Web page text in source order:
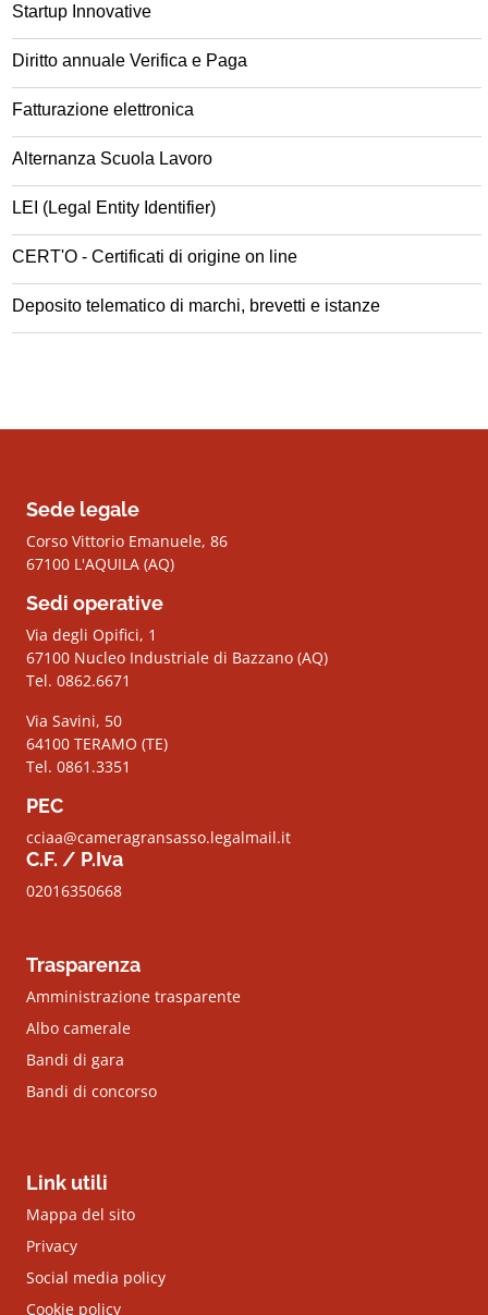
Startup Innovative
Diritto annuale Verifica e Paga
Fatturazione elettronica
Alternanza Scuola Lavoro
LEI (Legal Entity Identifier)
CERT'O - Certificati di origine on line
Deposito telematico di marchi, brevetti e istanze
Sede legale
Corso Vittorio Emanuele, 86
67100 L'AQUILA (AQ)
Sedi operative
Via degli Opifici, 1
67100 Nucleo Industriale di Bazzano (AQ)
Tel. 0862.6671
Via Savini, 50
64100 TERAMO (TE)
Tel. 0861.3351
PEC
cciaa@cameragransasso.legalmail.it
C.F. / P.Iva
02016350668
Trasparenza
Amministrazione trasparente
Albo camerale
Bandi di gara
Bandi di concorso
Link utili
Mappa del sito
Privacy
Social media policy
Cookie policy